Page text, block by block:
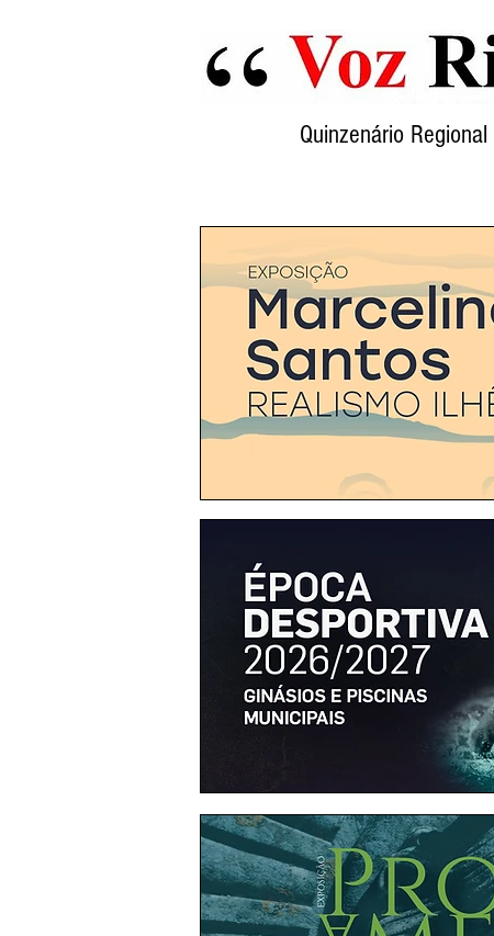
Quinzenário Regional